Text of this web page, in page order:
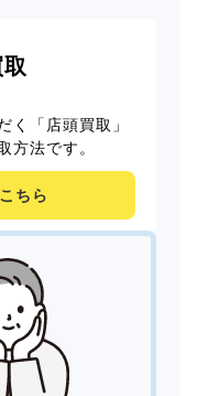
く「店頭買取」
方法です。
ちら